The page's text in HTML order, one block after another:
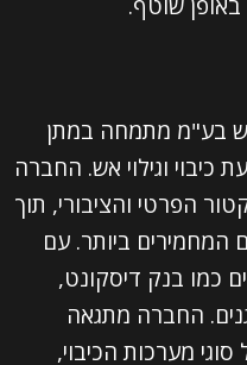
בע"מ מתמחה במתן
כיבוי וגילוי אש. החברה
הפרטי והציבורי, תוך
ביותר. עם
כמו בנק דיסקונט,
החברה מתגאה
סוגי מערכות הכיבוי,